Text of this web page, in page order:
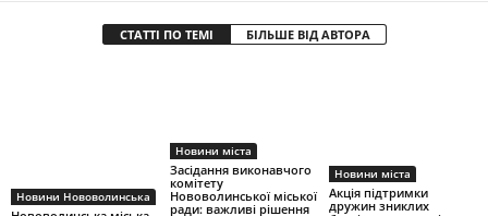
СТАТТІ ПО ТЕМІ БІЛЬШЕ ВІД АВТОРА
Новини Нововолинська
Новини міста
Засідання виконавчого
комітету
Нововолинської міської
ради: важливі рішення
Новини міста
Акція підтримки
дружин зниклих